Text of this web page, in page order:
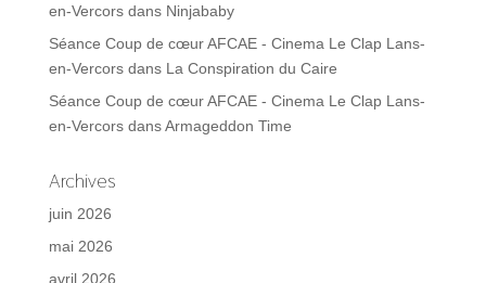
en-Vercorsdans Ninjababy
Séance Coup de cœur AFCAE - Cinema Le Clap Lans-
en-Vercorsdans La Conspiration du Caire
Séance Coup de cœur AFCAE - Cinema Le Clap Lans-
en-VercorsdansArmageddon Time
Archives
juin 2026
mai 2026
avril 2026